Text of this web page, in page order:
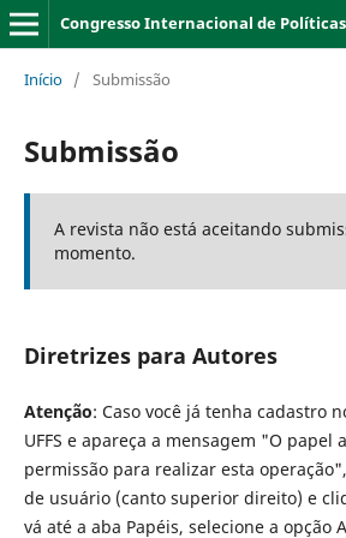
Início / Submissão
Submissão
A revista não está aceitando
momento.
Diretrizes para Autores
Atenção: Caso você já tenha cadastro
UFFS e apareça a mensagem "O papel
permissão para realizar esta
de usuário (canto superior direito) e
vá até a aba Papéis, selecione a opção